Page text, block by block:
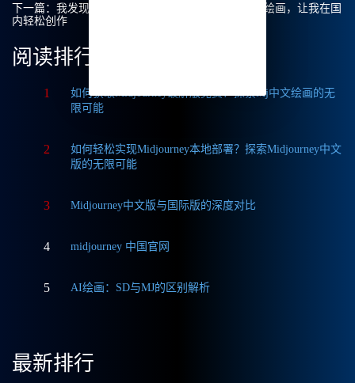
下一篇： 我发现了一个极好的工具：Midjourney中文绘画，让我在国
内轻松创作
阅读排行
1
如何获取Midjourney破解版免费？探索Mj中文绘画的无
限可能
2
如何轻松实现Midjourney本地部署？探索Midjourney中文
版的无限可能
3 Midjourney中文版与国际版的深度对比
4 midjourney 中国官网
5 AI绘画：SD与MJ的区别解析
最新排行